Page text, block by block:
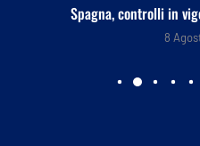
Spagna, controlli in
8